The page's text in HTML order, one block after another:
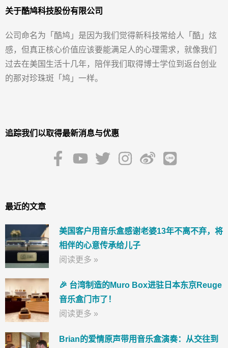
关于酷鸠科技股份有限公司
公司命名为「酷鸠」是因为我们觉得新科技常给人「酷」炫
感，但真正核心价值应该要能满足人的心理需求，就像我们
过去在美国生活十几年，陪伴我们取得博士学位到返台创业
的那对珍珠斑「鸠」一样。
追踪我们以取得最新消息与优惠
最近的文章
美国客户用音乐盒感谢老婆13年不离不弃，将
相伴的心意传承给儿子
阅读更多 »
🎉 台湾制造的Muro Box进驻日本东京Reuge
音乐盒门市了！
阅读更多 »
Brian的爱情原声带用音乐盒演奏：从交往到